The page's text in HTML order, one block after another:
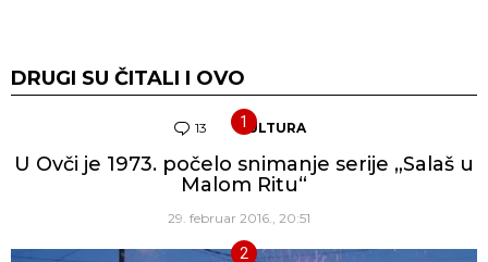
DRUGI SU ČITALI I OVO
13 Komentara
KULTURA
U Ovči je 1973. počelo snimanje serije „Salaš u
Malom Ritu“
29. februar 2016., 20:51